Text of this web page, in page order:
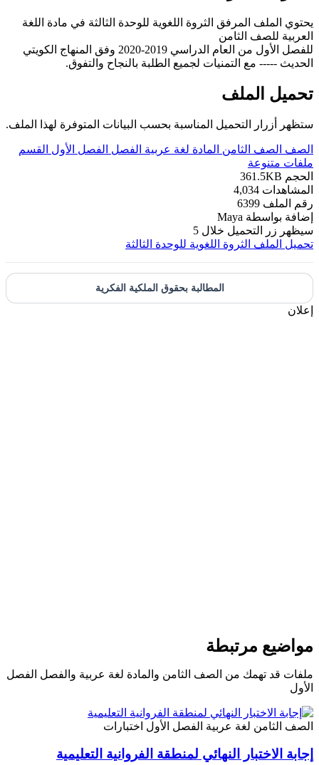
يحتوي الملف المرفق الثروة اللغوية للوحدة الثالثة في مادة اللغة
العربية للصف الثامن
للفصل الأول من العام الدراسي 2019-2020 وفق المنهاج الكويتي
الحديث ----- مع التمنيات لجميع الطلبة بالنجاح والتفوق.
تحميل الملف
ستظهر أزرار التحميل المناسبة بحسب البيانات المتوفرة لهذا الملف.
الصف الصف الثامن المادة لغة عربية الفصل الفصل الأول
القسم
ملفات متنوعة
الحجم 361.5KB
المشاهدات 4,034
رقم الملف 6399
إضافة بواسطة Maya
سيظهر زر التحميل خلال 5
تحميل الملف
الثروة اللغوية للوحدة الثالثة
المطالبة بحقوق الملكية الفكرية
إعلان
مواضيع مرتبطة
ملفات قد تهمك من الصف الثامن والمادة لغة عربية والفصل الفصل
الأول
الصف الثامن لغة عربية الفصل الأول اختبارات
إجابة الاختبار النهائي لمنطقة الفروانية التعليمية